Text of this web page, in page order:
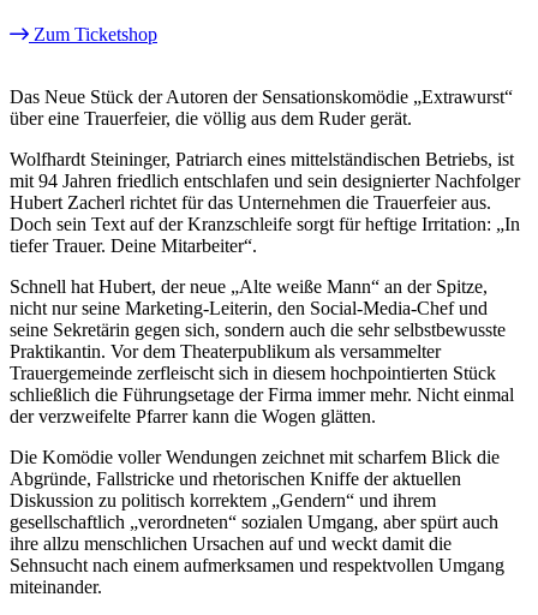
Zum Ticketshop
Das Neue Stück der Autoren der Sensationskomödie „Extrawurst“
über eine Trauerfeier, die völlig aus dem Ruder gerät.
Wolfhardt Steininger, Patriarch eines mittelständischen Betriebs, ist
mit 94 Jahren friedlich entschlafen und sein designierter Nachfolger
Hubert Zacherl richtet für das Unternehmen die Trauerfeier aus.
Doch sein Text auf der Kranzschleife sorgt für heftige Irritation: „In
tiefer Trauer. Deine Mitarbeiter“.
Schnell hat Hubert, der neue „Alte weiße Mann“ an der Spitze,
nicht nur seine Marketing-Leiterin, den Social-Media-Chef und
seine Sekretärin gegen sich, sondern auch die sehr selbstbewusste
Praktikantin. Vor dem Theaterpublikum als versammelter
Trauergemeinde zerfleischt sich in diesem hochpointierten Stück
schließlich die Führungsetage der Firma immer mehr. Nicht einmal
der verzweifelte Pfarrer kann die Wogen glätten.
Die Komödie voller Wendungen zeichnet mit scharfem Blick die
Abgründe, Fallstricke und rhetorischen Kniffe der aktuellen
Diskussion zu politisch korrektem „Gendern“ und ihrem
gesellschaftlich „verordneten“ sozialen Umgang, aber spürt auch
ihre allzu menschlichen Ursachen auf und weckt damit die
Sehnsucht nach einem aufmerksamen und respektvollen Umgang
miteinander.